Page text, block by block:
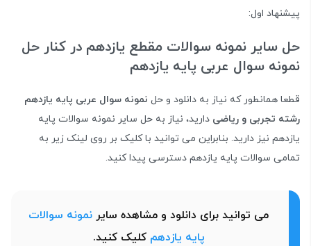
پیشنهاد اول:
حل سایر نمونه سوالات مقطع یازدهم در کنار حل
نمونه سوال عربی پایه یازدهم
قطعا همانطور که نیاز به دانلود و حل نمونه سوال عربی پایه یازدهم
رشته تجربی و ریاضی دارید، نیاز به حل سایر نمونه سوالات پایه
یازدهم نیز دارید. بنابراین می توانید با کلیک بر روی لینک زیر به
تمامی سوالات پایه یازدهم دسترسی پیدا کنید.
می توانید برای دانلود و مشاهده سایر نمونه سوالات
پایه یازدهمکلیک کنید.